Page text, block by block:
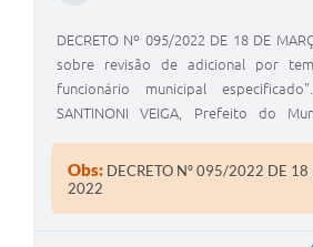
DECRETO Nº 095/2022 DE 18 DE
sobre revisão de adicional por
funcionário municipal
SANTINONI VEIGA, Prefeito do
legais de seu cargo.
Obs: DECRETO Nº 095/2022 DE 18
2022